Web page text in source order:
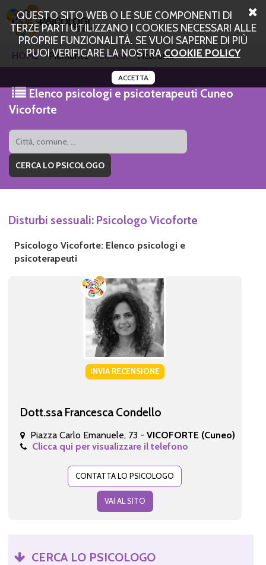
QUESTO SITO WEB O LE SUE COMPONENTI DI
TERZE PARTI UTILIZZANO I COOKIES NECESSARI ALLE
PROPRIE FUNZIONALITÀ. SE VUOI SAPERNE DI PIÙ
PUOI VERIFICARE LA NOSTRACOOKIE POLICY
ACCETTA
HOME Piemonte Cuneo Vicoforte
Elenco psicologi e psicoterapeuti Cuneo
Vicoforte
Disturbi sessuali: Psicologo Vicoforte
Psicologo Vicoforte: Elenco psicologi e
psicoterapeuti
INVIA RECENSIONE
Dott.ssa Francesca Condello
Piazza Carlo Emanuele, 73 - VICOFORTE (Cuneo)
Clicca qui per visualizzare il telefono
CONTATTA LO PSICOLOGO
VAI AL SITO
CERCA LO PSICOLOGO